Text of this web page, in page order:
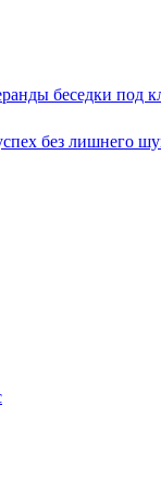
беседки под
без лишнего